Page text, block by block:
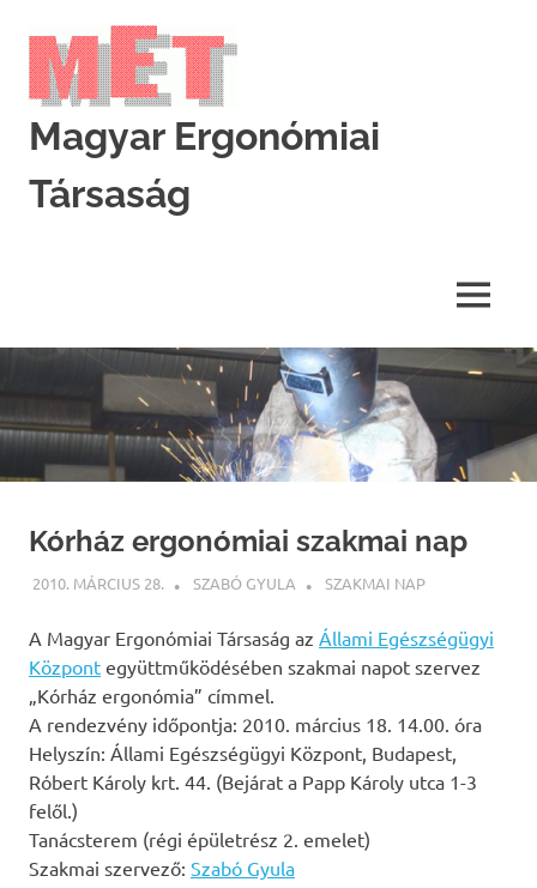
content
Magyar Ergonómiai
Társaság
MENU
Kórház ergonómiai szakmai nap
2010. MÁRCIUS 28. SZABÓ GYULA SZAKMAI NAP
A Magyar Ergonómiai Társaság az Állami Egészségügyi
Központ együttműködésében szakmai napot szervez
„Kórház ergonómia” címmel.
A rendezvény időpontja: 2010. március 18. 14.00. óra
Helyszín: Állami Egészségügyi Központ, Budapest,
Róbert Károly krt. 44. (Bejárat a Papp Károly utca 1-3
felől.)
Tanácsterem (régi épületrész 2. emelet)
Szakmai szervező: Szabó Gyula